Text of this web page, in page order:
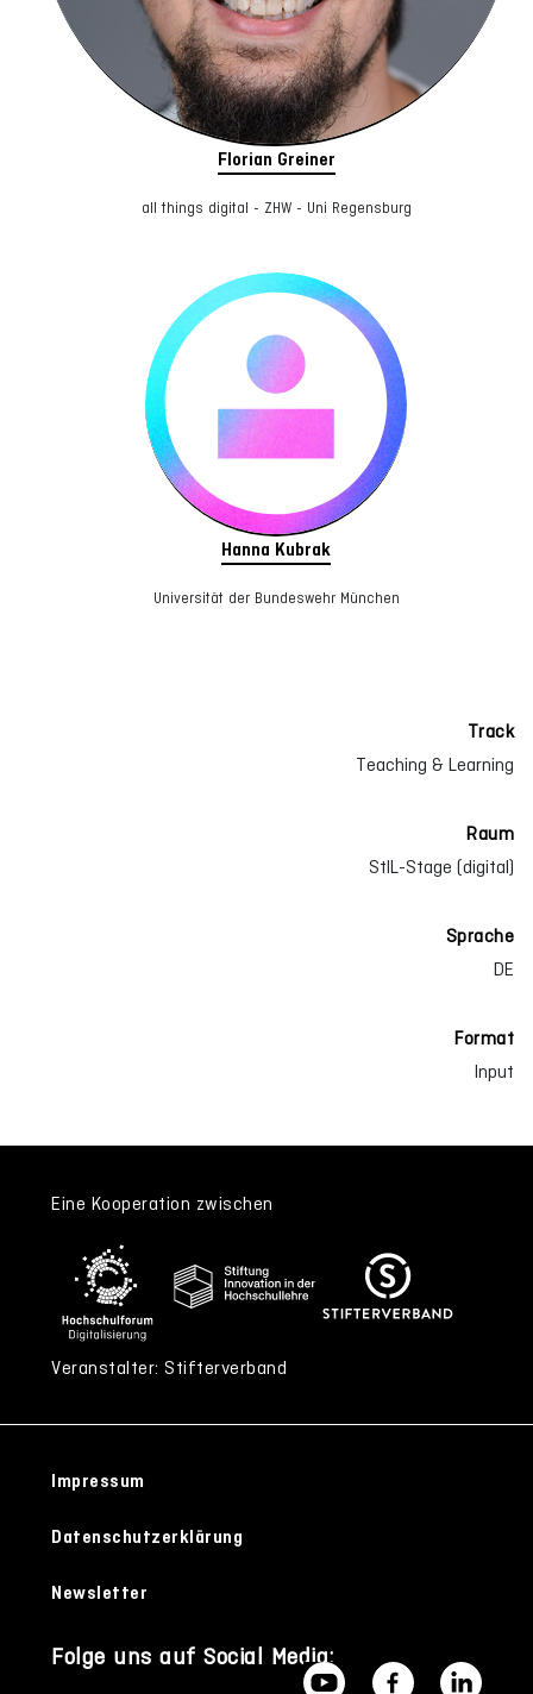
Florian Greiner
all things digital - ZHW - Uni Regensburg
Hanna Kubrak
Universität der Bundeswehr München
Track
Teaching & Learning
Raum
StIL-Stage (digital)
Sprache
DE
Format
Input
Eine Kooperation zwischen
Veranstalter: Stifterverband
Impressum
Datenschutzerklärung
Newsletter
Folge uns auf Social Media: